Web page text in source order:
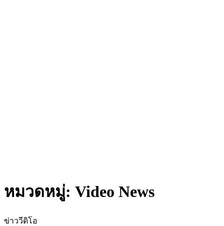
หมวดหมู่: Video News
ข่าววีดิโอ